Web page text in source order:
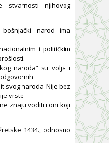
stvarnosti njihovog
narod ima
i političkim
naroda” su volja i
svog naroda. Nije bez
vrste
znaju voditi i oni koji
1434., odnosno